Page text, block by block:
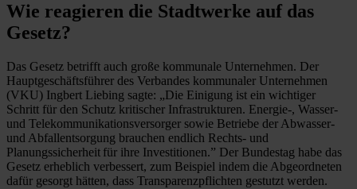
Wie reagieren die Stadtwerke auf das
Gesetz?
Das Gesetz betrifft auch große kommunale Unternehmen. Der
Hauptgeschäftsführer des Verbandes kommunaler Unternehmen
(VKU) Ingbert Liebing sagte: „Die Einigung ist ein wichtiger
Schritt für den Schutz kritischer Infrastrukturen. Energie-, Wasser-
und Telekommunikationsversorger sowie Betriebe der Abwasser-
und Abfallentsorgung brauchen endlich Rechts- und
Planungssicherheit für ihre Investitionen.” Der Bundestag habe das
Gesetz erheblich verbessert, zum Beispiel indem die Abgeordneten
dafür gesorgt hätten, dass Transparenzpflichten gestutzt werden.